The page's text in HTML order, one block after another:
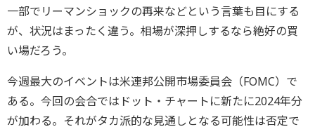
一部でリーマンショックの再来などという言葉も目にする
が、状況はまったく違う。相場が深押しするなら絶好の買
い場だろう。
今週最大のイベントは米連邦公開市場委員会（FOMC）で
ある。今回の会合ではドット・チャートに新たに2024年分
が加わる。それがタカ派的な見通しとなる可能性は否定で